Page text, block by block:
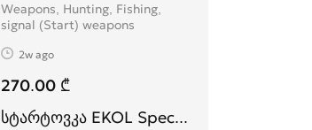
Weapons, Hunting, Fishing,
signal (Start) weapons
2w ago
270.00 ₾
სტარტოვკა EKOL Special 99